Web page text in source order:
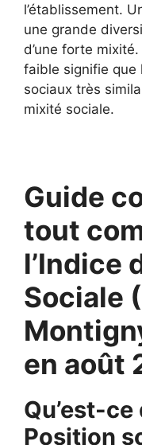
l’établissement.
une grande
d’une forte
faible signifie que
sociaux très
mixité sociale.
Guide
tout
l’Indice
Sociale
en août
Qu’est-ce
Position